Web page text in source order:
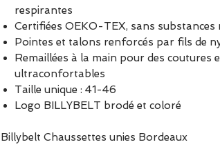
respirantes
Certifiées OEKO-TEX, sans substances
Pointes et talons renforcés par fils de
Remaillées à la main pour des coutures
ultraconfortables
Taille unique : 41-46
Logo BILLYBELT brodé et coloré
Billybelt Chaussettes unies Bordeaux